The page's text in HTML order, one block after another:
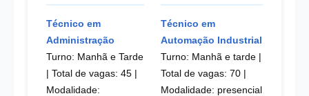
Técnico em
Administração
Turno: Manhã e Tarde
| Total de vagas: 45 |
Modalidade:
Técnico em
Automação Industrial
Turno: Manhã e tarde |
Total de vagas: 70
Modalidade: presencial